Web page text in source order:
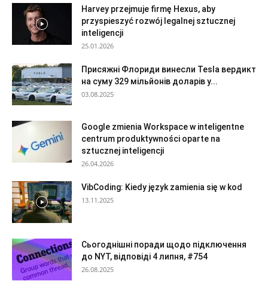
Harvey przejmuje firmę Hexus, aby
przyspieszyć rozwój legalnej sztucznej
inteligencji
25.01.2026
Присяжні Флориди винесли Tesla вердикт
на суму 329 мільйонів доларів у...
03.08.2025
Google zmienia Workspace w inteligentne
centrum produktywności oparte na
sztucznej inteligencji
26.04.2026
VibCoding: Kiedy język zamienia się w kod
13.11.2025
Сьогоднішні поради щодо підключення
до NYT, відповіді 4 липня, #754
26.08.2025